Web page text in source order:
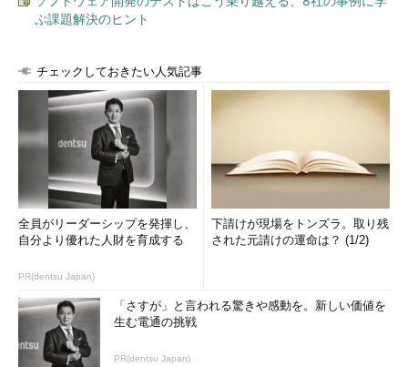
ナーシップを築きやすくなる。実際、2023年までに大企業のイ
は、AIで拡張された自動化を利用するようになる見通しだ。その
すると予想されている。
出典： Gartner Predicts the Future of AI Technologies
with Gartner）
※この記事の原文は2019年2月に公開されており、その後アップデートされ
て2020年2月に公開されています。その時点での世界の企業の状況を前提と
しています。
Manager, Public Relations
ぶ課題解決のヒント
チェックしておきたい人気記事
全員がリーダーシップを発揮し、
自分より優れた人財を育成する
PR(dentsu Japan)
下請けが現場をトンズラ。取り残
された元請けの運命は？ (1/2)
「さすが」と言われる驚きや感動を。新しい価値を
生む電通の挑戦
PR(dentsu Japan)